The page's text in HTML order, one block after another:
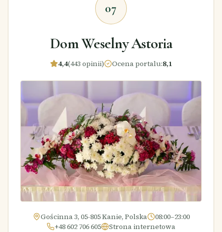
07
Dom Weselny Astoria
4,4(443 opinii) Ocena portalu:8,1
Gościnna 3, 05-805 Kanie, Polska
08:00–23:00
+48 602 706 605
Strona internetowa